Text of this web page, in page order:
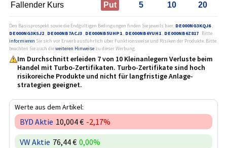
Fallender Kurs Put 5 10 20
Den Basisprospekt sowie die Endgültigen Bedingungen finden Sie jeweils hier: DE000NG3KQJ6,
DE000NG3KSJ2 , DE000NB7ACJ3 , DE000NB5UHP1 , DE000NB6YUH1 , DE000NB6Z817 . Bitte
informieren Sie sich vor Erwerb ausführlich über Funktionsweise und Risiken der Produkte. Bitte
beachten Sie auch dieweiteren Hinweise zu dieser Werbung.
Im Durchschnitt erleiden 7 von 10 Kleinanlegern Verluste beim
Handel mit Turbo-Zertifikaten. Turbo-Zertifikate sind hoch
risikoreiche Produkte und nicht für langfristige Anlage­
strategien geeignet.
Werte aus dem Artikel:
BYD Aktie 10,004 € -2,17%
VW Aktie 76,44 € 0,00%